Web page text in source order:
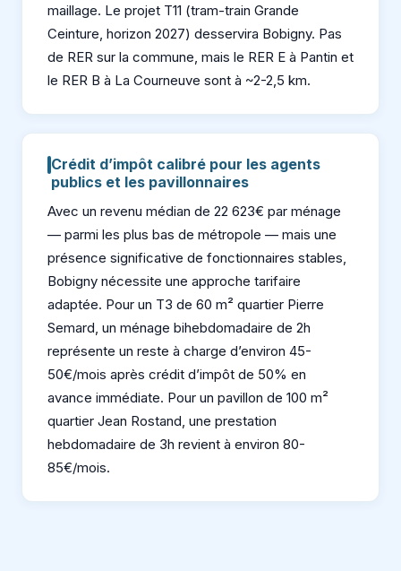
maillage. Le projet T11 (tram-train Grande
Ceinture, horizon 2027) desservira Bobigny. Pas
de RER sur la commune, mais le RER E à Pantin et
le RER B à La Courneuve sont à ~2-2,5 km.
Crédit d’impôt calibré pour les agents
publics et les pavillonnaires
Avec un revenu médian de 22 623€ par ménage
— parmi les plus bas de métropole — mais une
présence significative de fonctionnaires stables,
Bobigny nécessite une approche tarifaire
adaptée. Pour un T3 de 60 m² quartier Pierre
Semard, un ménage bihebdomadaire de 2h
représente un reste à charge d’environ 45-
50€/mois après crédit d’impôt de 50% en
avance immédiate. Pour un pavillon de 100 m²
quartier Jean Rostand, une prestation
hebdomadaire de 3h revient à environ 80-
85€/mois.